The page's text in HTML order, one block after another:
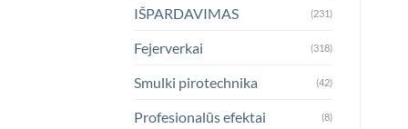
IŠPARDAVIMAS (231)
Fejerverkai (318)
Smulki pirotechnika (42)
Profesionalūs efektai (8)